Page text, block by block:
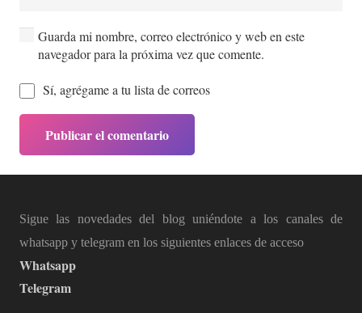
Guarda mi nombre, correo electrónico y web en este
navegador para la próxima vez que comente.
Sí, agrégame a tu lista de correos
Publicar el comentario
Sigue las novedades del blog uniéndote a los canales de
whatsapp y telegram en los siguientes enlaces de acceso
Whatsapp
Telegram